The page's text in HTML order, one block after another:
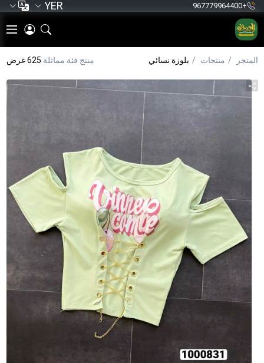
+967779964400
YER
المتجر منتجات بلوزة نسائي منتج فئة مماثلة 625 غرض